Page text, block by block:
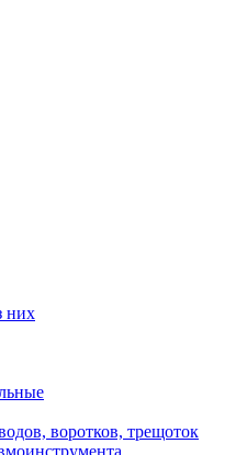
них
воротков, трещоток